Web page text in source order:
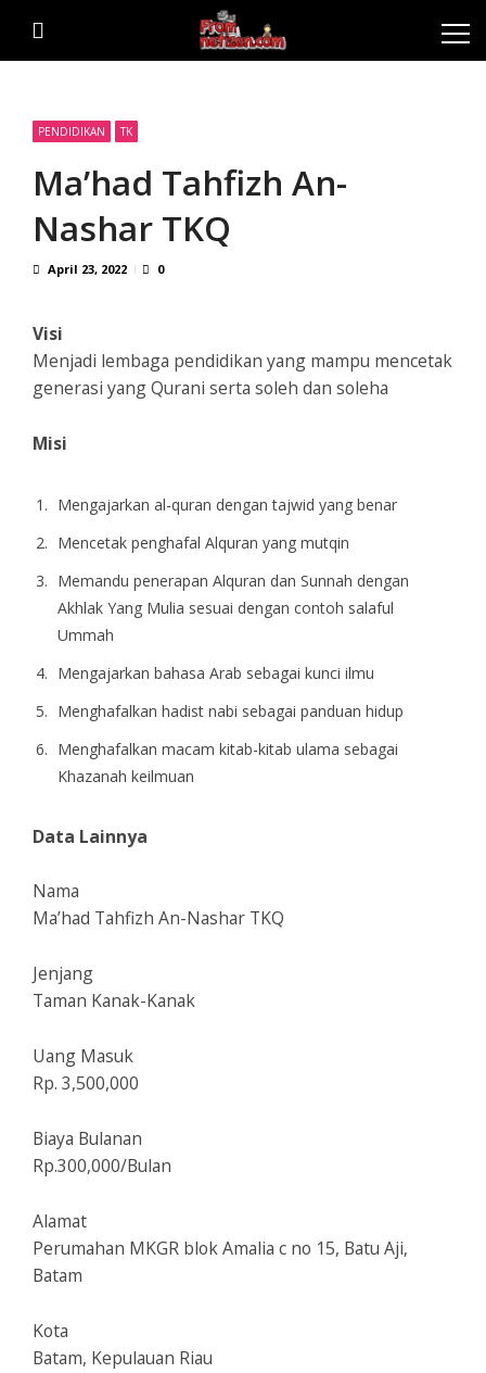
PENDIDIKAN TK
Ma’had Tahfizh An-
Nashar TKQ
April 23, 2022 0
Visi
Menjadi lembaga pendidikan yang mampu mencetak
generasi yang Qurani serta soleh dan soleha
Misi
Mengajarkan al-quran dengan tajwid yang benar
Mencetak penghafal Alquran yang mutqin
Memandu penerapan Alquran dan Sunnah dengan
Akhlak Yang Mulia sesuai dengan contoh salaful
Ummah
Mengajarkan bahasa Arab sebagai kunci ilmu
Menghafalkan hadist nabi sebagai panduan hidup
Menghafalkan macam kitab-kitab ulama sebagai
Khazanah keilmuan
Data Lainnya
Nama
Ma’had Tahfizh An-Nashar TKQ
Jenjang
Taman Kanak-Kanak
Uang Masuk
Rp. 3,500,000
Biaya Bulanan
Rp.300,000/Bulan
Alamat
Perumahan MKGR blok Amalia c no 15, Batu Aji,
Batam
Kota
Batam, Kepulauan Riau